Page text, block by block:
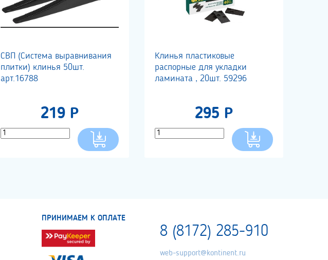
СВП (Система выравнивания
плитки) клинья 50шт.
арт.16788
219 Р
Клинья пластиковые
распорные для укладки
ламината , 20шт. 59296
295 Р
ПРИНИМАЕМ К ОПЛАТЕ
8 (8172) 285-910
web-support@kontinent.ru